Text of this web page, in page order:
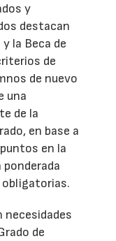
y
destacan
la Beca de
de
de nuevo
una
de la
en base a
en la
obligatorias.
de